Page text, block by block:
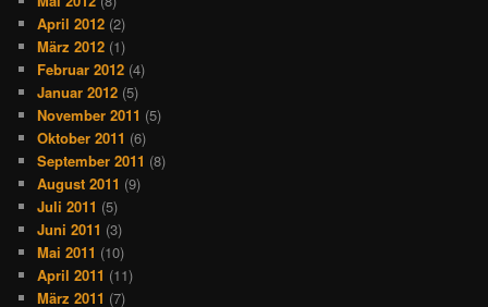
April 2012 (2)
März 2012 (1)
Februar 2012 (4)
Januar 2012 (5)
November 2011 (5)
Oktober 2011 (6)
September 2011 (8)
August 2011 (9)
Juli 2011 (5)
Juni 2011 (3)
Mai 2011 (10)
April 2011 (11)
März 2011 (7)